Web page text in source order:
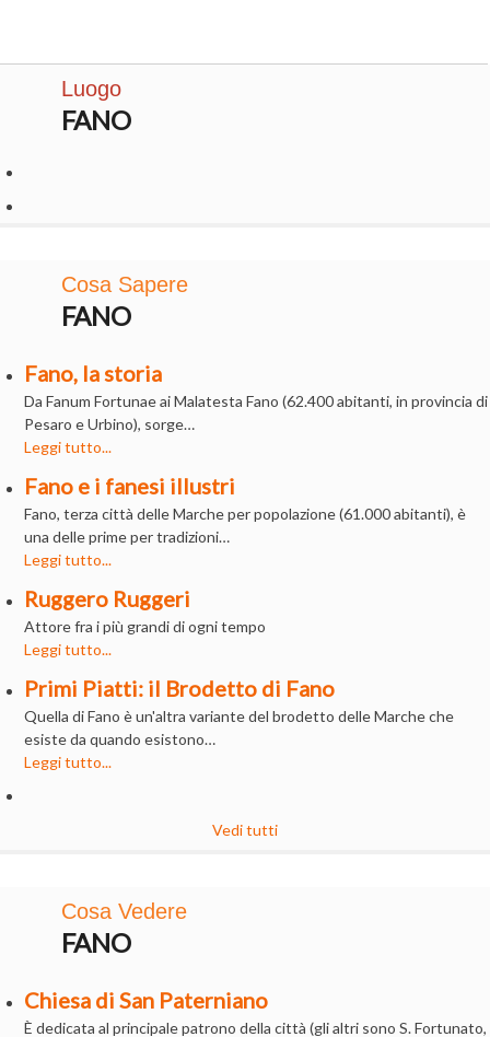
Luogo
FANO
Cosa Sapere
FANO
Fano, la storia
Da Fanum Fortunae ai Malatesta Fano (62.400 abitanti, in provincia di
Pesaro e Urbino), sorge…
Leggi tutto...
Fano e i fanesi illustri
Fano, terza città delle Marche per popolazione (61.000 abitanti), è
una delle prime per tradizioni…
Leggi tutto...
Ruggero Ruggeri
Attore fra i più grandi di ogni tempo
Leggi tutto...
Primi Piatti: il Brodetto di Fano
Quella di Fano è un'altra variante del brodetto delle Marche che
esiste da quando esistono…
Leggi tutto...
Vedi tutti
Cosa Vedere
FANO
Chiesa di San Paterniano
È dedicata al principale patrono della città (gli altri sono S. Fortunato,